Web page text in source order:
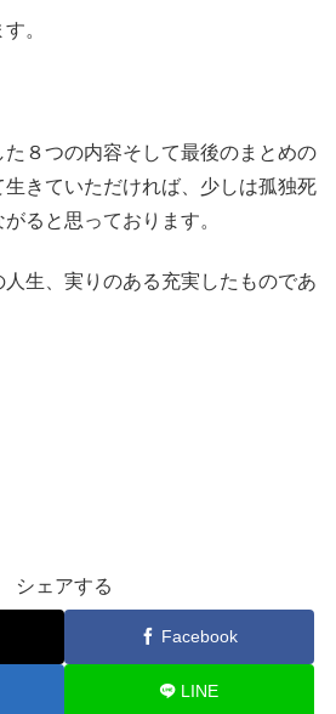
。
８つの内容そして最後のまとめの
きていただければ、少しは孤独死
ると思っております。
生、実りのある充実したものであ
シェアする
Facebook
LINE